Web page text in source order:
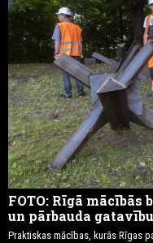
FOTO: Rīgā
un pārbauda
Praktiskas mācības, kurās Rīgas